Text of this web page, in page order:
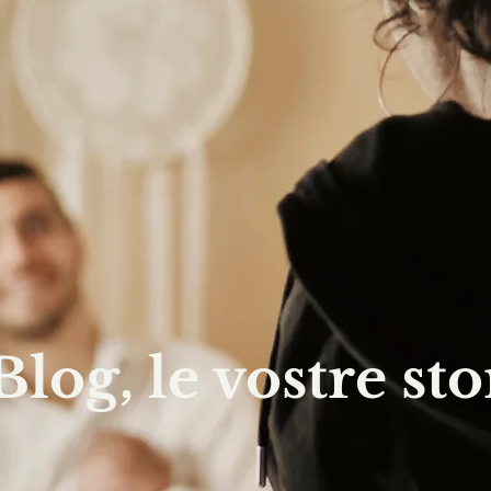
le vostre